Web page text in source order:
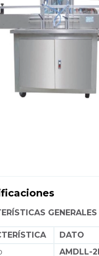
GENERALES
DATO
AMDLL-